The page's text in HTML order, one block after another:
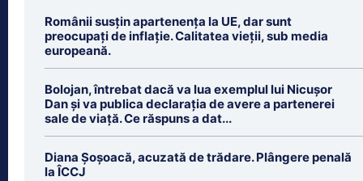
Românii susțin apartenența la UE, dar sunt
preocupați de inflație. Calitatea vieții, sub media
europeană.
Bolojan, întrebat dacă va lua exemplul lui Nicușor
Dan și va publica declarația de avere a partenerei
sale de viață. Ce răspuns a dat...
Diana Șoșoacă, acuzată de trădare. Plângere penală
la ÎCCJ